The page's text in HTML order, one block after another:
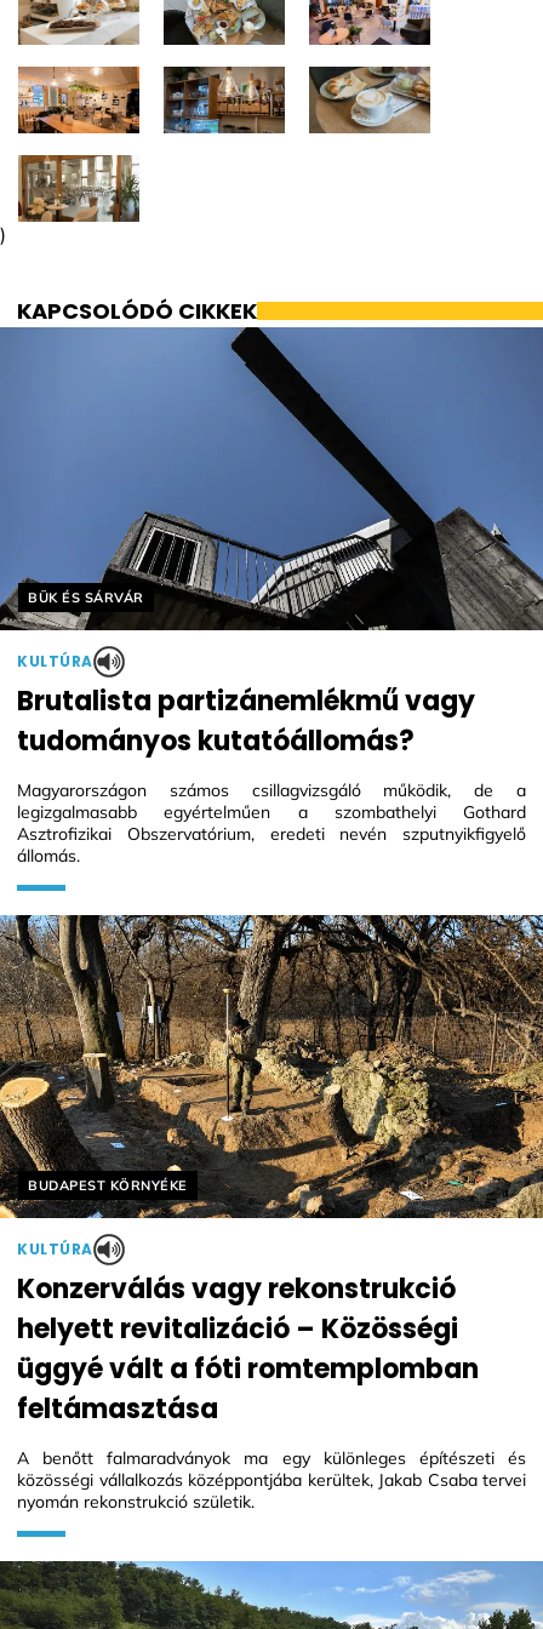
)
KAPCSOLÓDÓ CIKKEK
Helyszín címkék:
BÜK ÉS SÁRVÁR
KULTÚRA
Brutalista partizánemlékmű vagy
tudományos kutatóállomás?
Magyarországon számos csillagvizsgáló működik, de a
legizgalmasabb egyértelműen a szombathelyi Gothard
Asztrofizikai Obszervatórium, eredeti nevén szputnyikfigyelő
állomás.
Helyszín címkék:
BUDAPEST KÖRNYÉKE
KULTÚRA
Konzerválás vagy rekonstrukció
helyett revitalizáció – Közösségi
üggyé vált a fóti romtemplomban
feltámasztása
A benőtt falmaradványok ma egy különleges építészeti és
közösségi vállalkozás középpontjába kerültek, Jakab Csaba tervei
nyomán rekonstrukció születik.